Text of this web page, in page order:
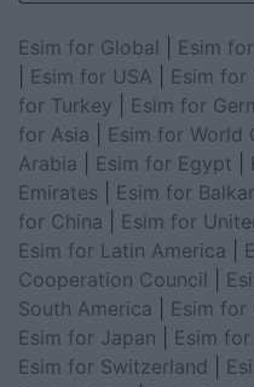
Esim for Global Esim
Esim for USA Esim for
for Turkey
Esim for
for Asia
Esim for World
Arabia
Esim for Egypt
Emirates
Esim for
for China
Esim for
Esim for Latin America
Cooperation Council
South America
Esim for
Esim for Japan
Esim
Esim for Switzerland